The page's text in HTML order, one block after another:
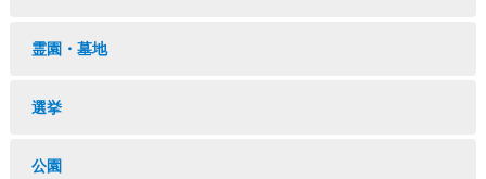
霊園・墓地
選挙
公園